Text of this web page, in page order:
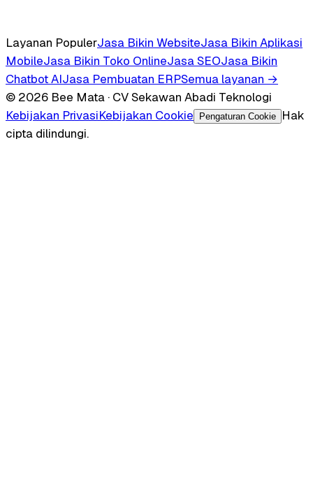
Layanan PopulerJasa Bikin WebsiteJasa Bikin Aplikasi
MobileJasa Bikin Toko OnlineJasa SEOJasa Bikin
Chatbot AIJasa Pembuatan ERPSemua layanan →
© 2026 Bee Mata · CV Sekawan Abadi Teknologi
Kebijakan PrivasiKebijakan Cookie Pengaturan Cookie
Hak
cipta dilindungi.